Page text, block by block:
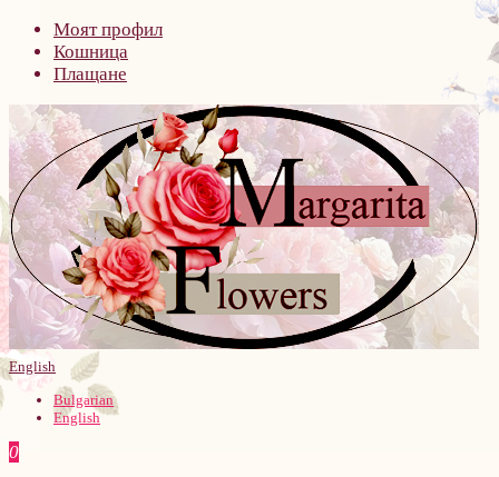
Моят профил
Кошница
Плащане
English
Bulgarian
English
0